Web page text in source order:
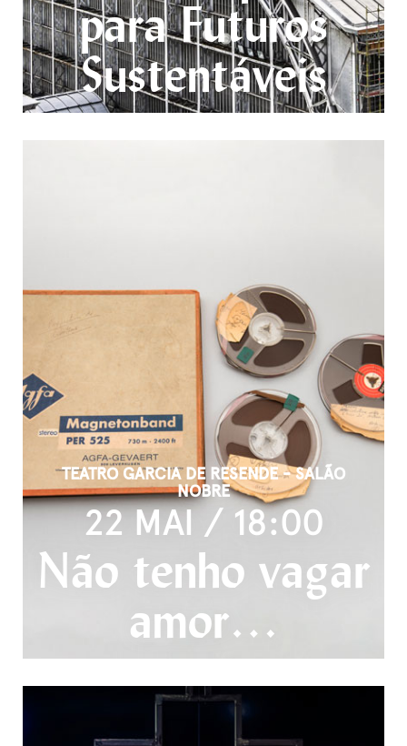
para Futuros
Sustentáveis
TEATRO GARCIA DE RESENDE - SALÃO
NOBRE
22 MAI / 18:00
Não tenho vagar
amor…